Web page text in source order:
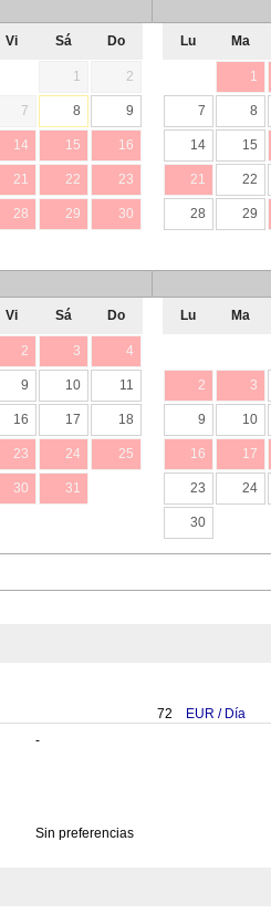
Vi Sá Do
1 2
7 8 9
14 15 16
21 22 23
28 29 30
Lu Ma
1
7 8
14 15
21 22
28 29
Vi Sá Do
2 3 4
9 10 11
16 17 18
23 24 25
30 31
Lu Ma
2 3
9 10
16 17
23 24
30
72 EUR / Día
-
Sin preferencias